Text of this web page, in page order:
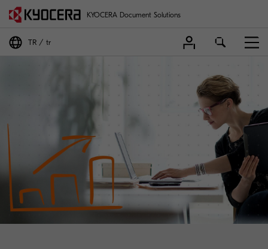
KYOCERA Document Solutions
TR tr